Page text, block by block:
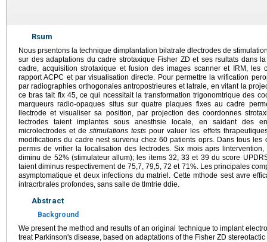
Rsum
Nous prsentons la technique dimplantation bilatrale dlectrodes de
sur des adaptations du cadre strotaxique Fisher ZD et ses rsultats dans
cadre, acquisition strotaxique et fusion des images scanner et IRM, les
rapport ACPC et par visualisation directe. Pour permettre la vrification
par radiographies orthogonales antropostrieures et latrale, en vitant la
ce bras tait fix 45, ce qui ncessitait la transformation trigonomtrique des
marqueurs radio-opaques situs sur quatre plaques fixes au cadre
llectrode et visualiser sa position, par projection des coordonnes
lectrodes taient implantes sous anesthsie locale, en saidant des
microlectrodes et destimulations tests pour valuer les effets
modifications du cadre nest survenu chez 60 patients oprs. Dans tous les
permis de vrifier la localisation des lectrodes. Six mois aprs
diminu de 52% (stimulateur allum); les items 32, 33 et 39 du score
taient diminus respectivement de 75,7, 79,5, 72 et 71%. Les principales
asymptomatique et deux infections du matriel. Cette mthode sest avre
intracrbrales profondes, sans salle de tlmtrie ddie.
Abstract
Background
We present the method and results of an original technique to implant
treat Parkinson's disease, based on adaptations of the Fisher ZD stereotactic